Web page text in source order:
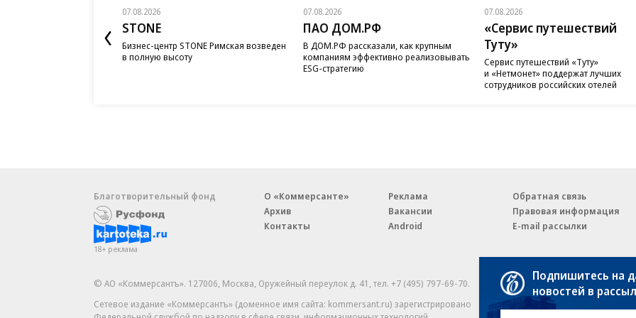
07.08.2026
STONE
Бизнес-центр STONE Римская возведен
в полную высоту
07.08.2026
ПАО ДОМ.РФ
В ДОМ.РФ рассказали, как крупным
компаниям эффективно реализовывать
ESG-стратегию
07.08.2026
«Сервис путешествий
Туту»
Сервис путешествий «Туту»
и «Нетмонет» поддержат лучших
сотрудников российских отелей
Благотворительный фонд
18+ реклама
О «Коммерсанте»
Архив
Контакты
Реклама
Вакансии
Android
Обратная связь
Правовая информация
E-mail рассылки
© АО «Коммерсантъ». 127006, Москва, Оружейный переулок д. 41,тел. +7 (495) 797-69-70.
Сетевое издание «Коммерсантъ» (доменное имя сайта: kommersant.ru) зарегистрировано
Партнерские проекты/
«Промо» и «Официальное
Подпишитесь на
новостей в